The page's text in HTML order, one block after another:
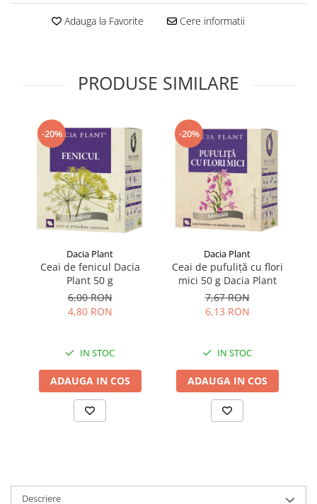
Adauga la Favorite Cere informatii
PRODUSE SIMILARE
-20%
Dacia Plant
Ceai de fenicul Dacia
Plant 50 g
6,00 RON
4,80 RON
IN STOC
ADAUGA IN COS
-20%
Dacia Plant
Ceai de pufuliță cu flori
mici 50 g Dacia Plant
7,67 RON
6,13 RON
IN STOC
ADAUGA IN COS
Descriere